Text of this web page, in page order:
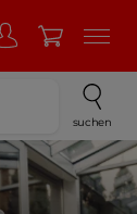
suchen